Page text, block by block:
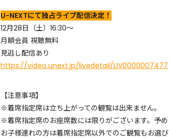
U-NEXTにて独占ライブ配信決定！
12月28日（土）16:30～
月額会員 視聴無料
見逃し配信あり
https://video.unext.jp/livedetail/LIV0000007477
【注意事項】
※着席指定席は立ち上がっての観覧は出来ません。
※着席指定席のお座席数には限りがございます
お子様連れの方は着席指定席以外でのご観覧もお選